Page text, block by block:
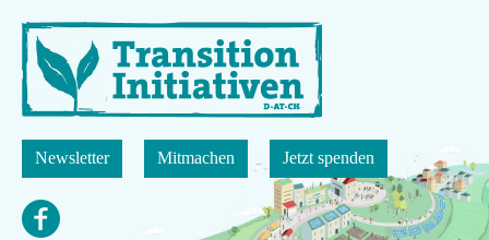
zum
Inhalt
Newsletter Mitmachen Jetzt spenden